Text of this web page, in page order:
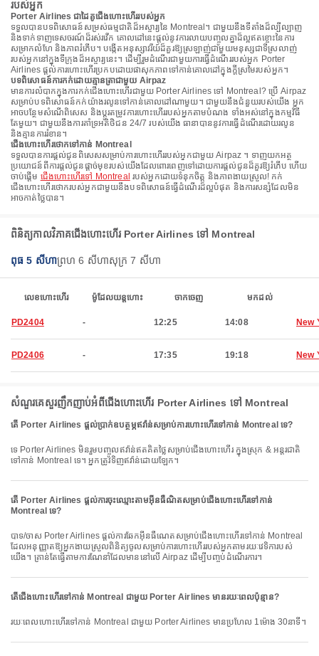
របស់អ្នក
Porter Airlines ជាដៃគូជើងហោះហើររបស់អ្នក
ទទួលបានបទពិសោធន៍សម្រស់ធម្មជាតិដ៏អស្ចារ្យនៃ Montreal។ ជាមួយនឹងទីតាំងដ៏ល្បីល្បាញ
និងទាក់ទាញទេសចរណ៍ដ៏រស់រវើក គោលដៅនេះផ្តល់នូវការលាយបញ្ចូលគ្នាដ៏ល្អឥតខ្ចោះនៃការ
សម្រាកលំហែ និងភាពរំភើប។ បង្កើតអនុស្សាវរីយ៍ដ៏គួរឱ្យស្រឡាញ់ជាមួយមនុស្សជាទីស្រលាញ់
របស់អ្នកនៅក្នុងទីក្រុងដ៏អស្ចារ្យនេះ។ ដើម្បីរួមដំណើរជាមួយការធ្វើដំណើររបស់អ្នក Porter
Airlines ផ្តល់ការហោះហើរប្រកបដោយផាសុកភាពទៅកាន់គោលដៅក្នុងក្តីស្រមៃរបស់អ្នក។
បទពិសោធន៍ការកក់ដោយគ្មានត្រាជាមួយ Airpaz
មានការលំបាកក្នុងការកក់ជើងហោះហើរជាមួយ Porter Airlines ទៅ Montreal? ប្រើ Airpaz
សម្រាប់បទពិសោធន៍កក់យ៉ាងរលូនទៅកាន់គោលដៅណាមួយ។ ជាមួយនឹងជំនួយរបស់យើង អ្នក
អាចបន្ថែមសំណើពិសេស និងប្ដូរតម្រូវការហោះហើររបស់អ្នកតាមបំណង ទាំងអស់នៅក្នុងកម្មវិធី
តែមួយ។ ជាមួយនឹងការគាំទ្រអតិថិជន 24/7 របស់យើង ធានាបាននូវការធ្វើដំណើរដោយរលូន
និងគ្មានការរំខាន។
ជើងហោះហើរថោកទៅកាន់ Montreal
ទទួលបានការផ្តល់ជូនពិសេសសម្រាប់ការហោះហើររបស់អ្នកជាមួយ Airpaz ។ ទាញយកអត្ថ
ប្រយោជន៍ពីការផ្តល់ជូនផ្តាច់មុខរបស់យើងដែលពោរពេញទៅដោយការផ្តល់ជូនដ៏គួរឱ្យរំភើប ហើយ
ចាប់ផ្តើម ជើងហោះហើរទៅ Montreal របស់អ្នកដោយទំនុកចិត្ត និងភាពងាយស្រួល! កក់
ជើងហោះហើរថោករបស់អ្នកជាមួយនឹងបទពិសោធន៍ធ្វើដំណើរដ៏ល្អបំផុត និងការសន្សំដែលមិន
អាចកាត់ថ្លៃបាន។
ពិនិត្យកាលវិភាគជើងហោះហើរ Porter Airlines ទៅ Montreal
ពុធ 5 សីហាព្រហ 6 សីហាសុក្រ 7 សីហា
លេខហោះហើរ ម៉ូដែលយន្តហោះ ចាកចេញ មកដល់
PD2404 - 12:25 14:08 New
PD2406 - 17:35 19:18 New
សំណួរគេសួរញឹកញាប់អំពីជើងហោះហើរ Porter Airlines ទៅ Montreal
តើ Porter Airlines ផ្តល់ប្រាក់ឧបត្ថម្ភឥវ៉ាន់សម្រាប់ការហោះហើរទៅកាន់ Montreal ទេ?
ទេ Porter Airlines មិនរួមបញ្ចូលឥវ៉ាន់ឥតគិតថ្លៃសម្រាប់ជើងហោះហើរ ក្នុងស្រុក & អន្តរជាតិ
ទៅកាន់ Montreal ទេ។ អ្នកត្រូវទិញឥវ៉ាន់ដោយឡែក។
តើ Porter Airlines ផ្តល់ការចុះឈ្មោះតាមអ៊ីនធឺណិតសម្រាប់ជើងហោះហើរទៅកាន់
Montreal ទេ?
បាទ/ចាស Porter Airlines ផ្តល់ការឆែកអ៊ីនធឺណេតសម្រាប់ជើងហោះហើរទៅកាន់ Montreal
ដែលអនុញ្ញាតឱ្យអ្នកងាយស្រួលពិនិត្យចូលសម្រាប់ការហោះហើររបស់អ្នកតាមរយៈវេទិការបស់
យើង។ គ្រាន់តែធ្វើតាមការណែនាំដែលមាននៅលើ Airpaz ដើម្បីបញ្ចប់ដំណើរការ។
តើជើងហោះហើរទៅកាន់ Montreal ជាមួយ Porter Airlines មានរយៈពេលប៉ុន្មាន?
រយៈពេលហោះហើរទៅកាន់ Montreal ជាមួយ Porter Airlines មានប្រហែល 1ម៉ោង 30នាទី។